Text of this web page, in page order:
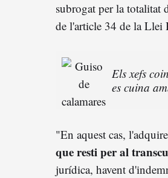
subrogat per la totalitat
de l'article 34 de la Llei
Els xefs
es cuina
"En aquest cas,
que resti per al
jurídica, havent